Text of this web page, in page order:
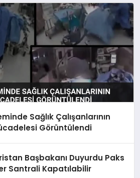
Sağlık Çalışanlarının
Görüntülendi
Başbakanı Duyurdu Paks
Santrali Kapatılabilir